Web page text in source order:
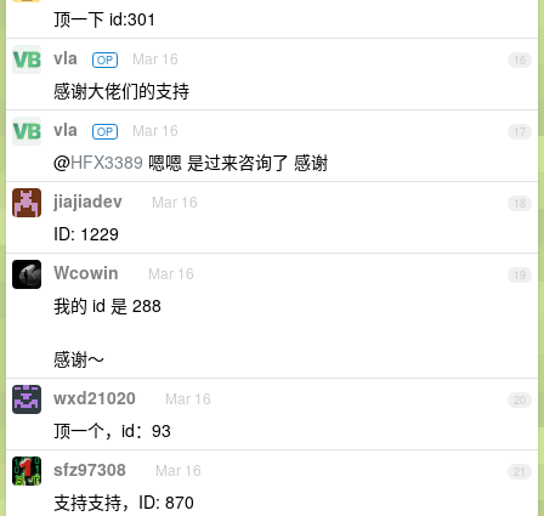
顶一下 id:301
16
vla OP Mar 16
感谢大佬们的支持
17
vla OP Mar 16
@HFX3389 嗯嗯 是过来咨询了 感谢
18
jiajiadev Mar 16
ID: 1229
19
Wcowin Mar 16
我的 id 是 288
感谢～
20
wxd21020 Mar 16
顶一个，id：93
21
sfz97308 Mar 16
支持支持，ID: 870